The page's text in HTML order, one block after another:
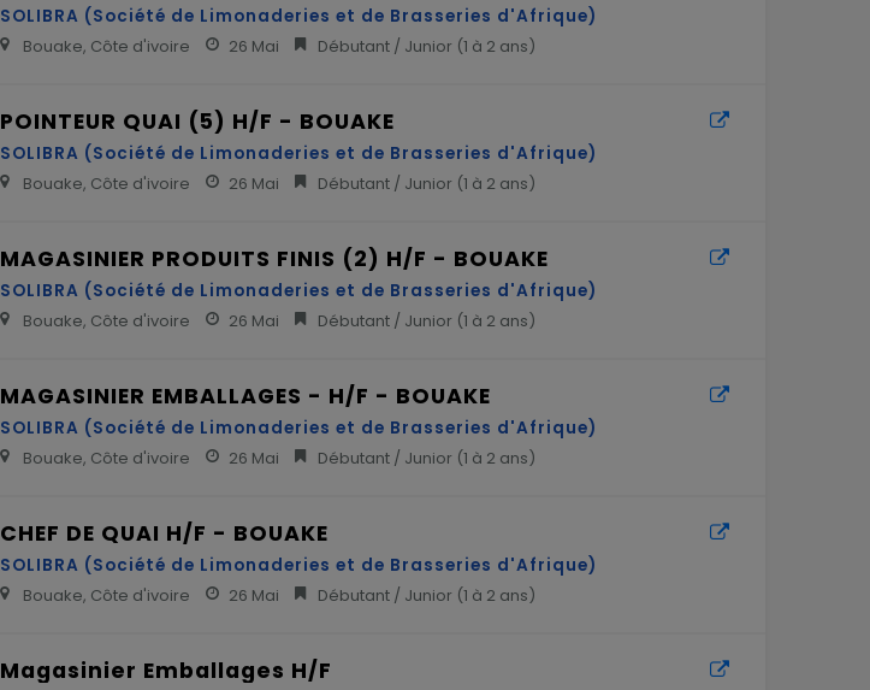
SOLIBRA (Société de Limonaderies et de Brasseries d'Afrique)
Bouake, Côte d'ivoire
26 Mai Débutant / Junior (1 à 2 ans)
POINTEUR QUAI (5) H/F - BOUAKE
SOLIBRA (Société de Limonaderies et de Brasseries d'Afrique)
Bouake, Côte d'ivoire
26 Mai Débutant / Junior (1 à 2 ans)
MAGASINIER PRODUITS FINIS (2) H/F - BOUAKE
SOLIBRA (Société de Limonaderies et de Brasseries d'Afrique)
Bouake, Côte d'ivoire
26 Mai Débutant / Junior (1 à 2 ans)
MAGASINIER EMBALLAGES - H/F - BOUAKE
SOLIBRA (Société de Limonaderies et de Brasseries d'Afrique)
Bouake, Côte d'ivoire
26 Mai Débutant / Junior (1 à 2 ans)
CHEF DE QUAI H/F - BOUAKE
SOLIBRA (Société de Limonaderies et de Brasseries d'Afrique)
Bouake, Côte d'ivoire
26 Mai Débutant / Junior (1 à 2 ans)
Magasinier Emballages H/F